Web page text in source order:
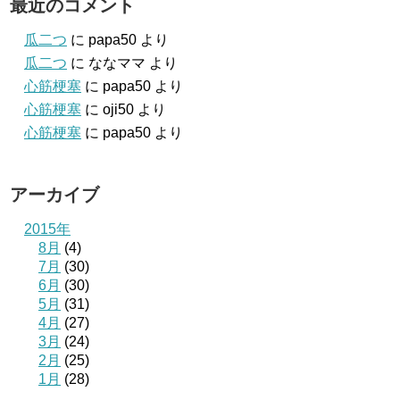
最近のコメント
瓜二つ に papa50 より
瓜二つ に ななママ より
心筋梗塞 に papa50 より
心筋梗塞 に oji50 より
心筋梗塞 に papa50 より
アーカイブ
2015年
8月 (4)
7月 (30)
6月 (30)
5月 (31)
4月 (27)
3月 (24)
2月 (25)
1月 (28)